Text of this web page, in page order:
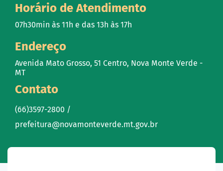
Horário de Atendimento
07h30min às 11h e das 13h às 17h
Endereço
Avenida Mato Grosso, 51 Centro, Nova Monte Verde -
MT
Contato
(66)3597-2800 /
prefeitura@novamonteverde.mt.gov.br